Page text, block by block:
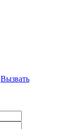
Вызвать